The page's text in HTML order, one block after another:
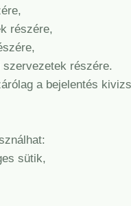
részére,
szervezetek részére.
a bejelentés
sütik,